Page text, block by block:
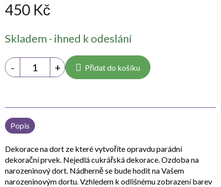
450 Kč
cena:
Skladem - ihned k odeslání
Přidat do košíku
Popis
Dekorace na dort ze které vytvoříte opravdu parádní
dekorační prvek. Nejedlá cukrářská dekorace. Ozdoba na
narozeninový dort. Nádherně se bude hodit na Vašem
narozeninovým dortu. Vzhledem k odlišnému zobrazení barev